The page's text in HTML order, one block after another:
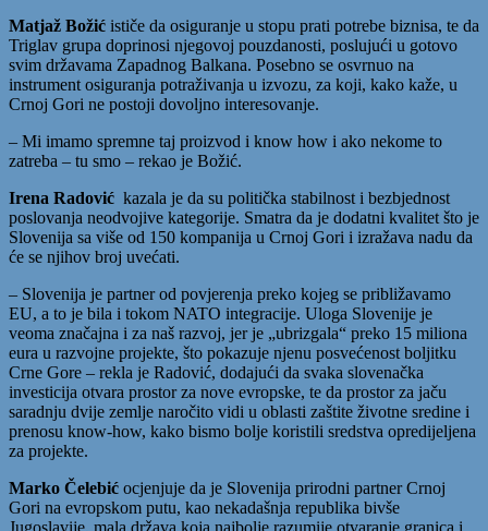
Matjaž Božić ističe da osiguranje u stopu prati potrebe biznisa, te da
Triglav grupa doprinosi njegovoj pouzdanosti, poslujući u gotovo
svim državama Zapadnog Balkana. Posebno se osvrnuo na
instrument osiguranja potraživanja u izvozu, za koji, kako kaže, u
Crnoj Gori ne postoji dovoljno interesovanje.
– Mi imamo spremne taj proizvod i know how i ako nekome to
zatreba – tu smo – rekao je Božić.
Irena Radović kazala je da su politička stabilnost i bezbjednost
poslovanja neodvojive kategorije. Smatra da je dodatni kvalitet što je
Slovenija sa više od 150 kompanija u Crnoj Gori i izražava nadu da
će se njihov broj uvećati.
– Slovenija je partner od povjerenja preko kojeg se približavamo
EU, a to je bila i tokom NATO integracije. Uloga Slovenije je
veoma značajna i za naš razvoj, jer je „ubrizgala“ preko 15 miliona
eura u razvojne projekte, što pokazuje njenu posvećenost boljitku
Crne Gore – rekla je Radović, dodajući da svaka slovenačka
investicija otvara prostor za nove evropske, te da prostor za jaču
saradnju dvije zemlje naročito vidi u oblasti zaštite životne sredine i
prenosu know-how, kako bismo bolje koristili sredstva opredijeljena
za projekte.
Marko Čelebić ocjenjuje da je Slovenija prirodni partner Crnoj
Gori na evropskom putu, kao nekadašnja republika bivše